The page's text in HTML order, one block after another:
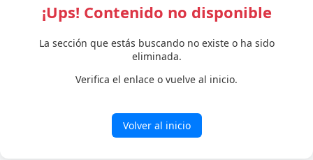
¡Ups! Contenido no disponible
La sección que estás buscando no existe o ha sido
eliminada.
Verifica el enlace o vuelve al inicio.
Volver al inicio